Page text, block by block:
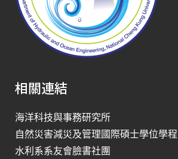
相關連結
海洋科技與事務研究所
自然災害減災及管理國際碩士學位學程
水利系系友會臉書社團